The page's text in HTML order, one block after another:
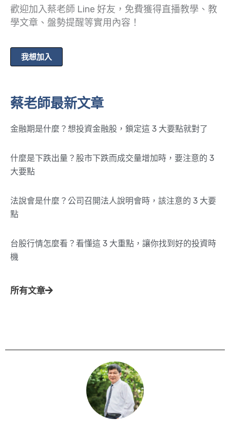
歡迎加入蔡老師 Line 好友，免費獲得直播教學、教
學文章、盤勢提醒等實用內容！
我想加入
蔡老師最新文章
金融期是什麼？想投資金融股，鎖定這 3 大要點就對了
什麼是下跌出量？股市下跌而成交量增加時，要注意的 3
大要點
法說會是什麼？公司召開法人說明會時，該注意的 3 大要
點
台股行情怎麼看？看懂這 3 大重點，讓你找到好的投資時
機
所有文章